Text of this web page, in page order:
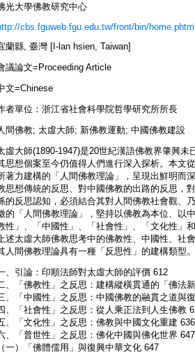
光大學佛教研究中心
cbs.fguweb.fgu.edu.tw/front/bin/home.phtml
蘭縣, 臺灣 [I-lan hsien, Taiwan]
議論文=Proceeding Article
文=Chinese
者單位：浙江省社會科學院哲學研究所所長
間佛教; 太虛大師; 新佛教運動; 中國佛教建設
虛大師(1890-1947)是20世紀漢語佛教界肇興
思想個案至今仍值得人們進行深入探析。本文
著力建構的「人間佛教理論」，呈現出鮮明而
思想傳統的反思、對中國佛教的出路的反思，
的反思認知，必須結合其對人間佛教社會觀、
的「人間佛教理論」，堅持以佛教為本位、以
性」、「中國性」、「社會性」、「文化性」
述太虛大師佛教思考中的佛教性、中國性、社
人間佛教理論具有一種「反思性」的建構類型。
、引論：印順法師對太虛大師的評價 612
、「佛教性」之反思：建構縱橫貫通的「佛法
、「中國性」之反思：中國佛教的融貫之道與
、「社會性」之反思：從人乘正法到人生佛教
、「文化性」之反思：佛教與中國文化重建 636
、「普世性」之反思：佛化中國與佛化世界 647
（一）「佛體儒用」與復興中華文化 647